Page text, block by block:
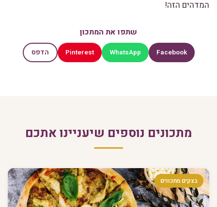
המדהים הזה!
שתפו את המתכון
Facebook
WhatsApp
Pinterest הדפס
מתכונים נוספים שיעניינו אתכם
בצקים מתכונים